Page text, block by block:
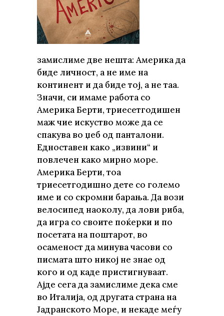
замислиме две нешта: Америка да
биде личност, а не име на
континент и да биде тој, а не таа.
Значи, си имаме работа со
Америка Берти, триесетгодишен
маж чие искуство може да се
спакува во џеб од панталони.
Едноставен како „извини“ и
повлечен како мирно море.
Америка Берти, тоа
триесетгодишно дете со големо
име и со скромни барања. Да вози
велосипед наоколу, да лови риба,
да игра со своите поќерки и по
посетата на поштарот, во
осаменост да минува часови со
писмата што никој не знае од
кого и од каде пристигнуваат.
Ајде сега да замислиме дека сме
во Италија, од другата страна на
Јадранското Море, и некаде меѓу